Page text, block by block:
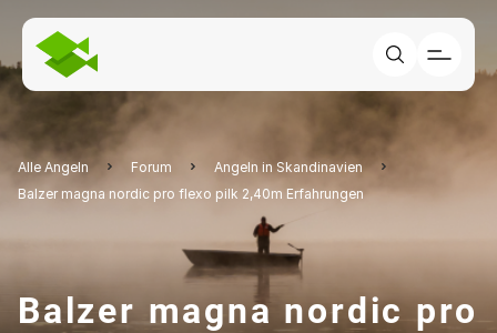
Alle Angeln Forum
Angeln in Skandinavien
Balzer magna nordic pro flexo pilk 2,40m Erfahrungen
Balzer magna nordic pro